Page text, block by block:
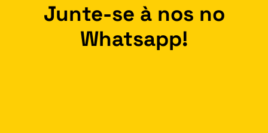
Junte-se à nos no
Whatsapp!